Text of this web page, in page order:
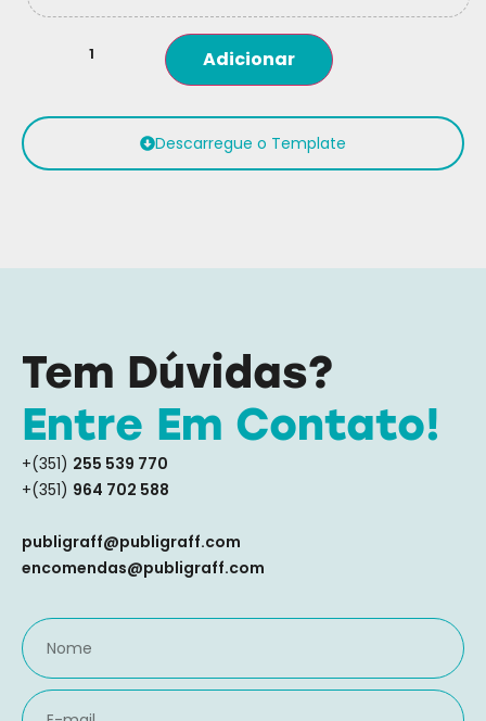
Adicionar
Descarregue o Template
Tem Dúvidas?
Entre Em Contato!
+(351) 255 539 770
+(351) 964 702 588
publigraff@publigraff.com
encomendas@publigraff.com